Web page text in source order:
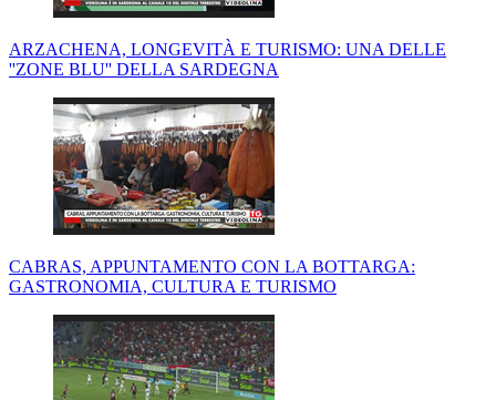
ARZACHENA, LONGEVITÀ E TURISMO: UNA DELLE
''ZONE BLU'' DELLA SARDEGNA
CABRAS, APPUNTAMENTO CON LA BOTTARGA:
GASTRONOMIA, CULTURA E TURISMO